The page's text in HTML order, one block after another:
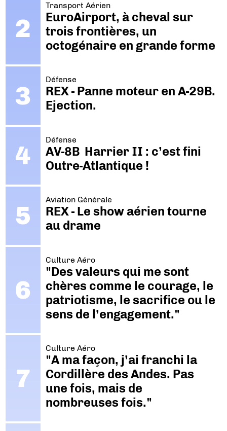
Transport Aérien
EuroAirport, à cheval sur
trois frontières, un
octogénaire en grande forme
Défense
REX - Panne moteur en A-29B.
Ejection.
Défense
AV-8B Harrier II : c’est fini
Outre-Atlantique !
Aviation Générale
REX - Le show aérien tourne
au drame
Culture Aéro
"Des valeurs qui me sont
chères comme le courage, le
patriotisme, le sacrifice ou le
sens de l’engagement."
Culture Aéro
"A ma façon, j’ai franchi la
Cordillère des Andes. Pas
une fois, mais de
nombreuses fois."